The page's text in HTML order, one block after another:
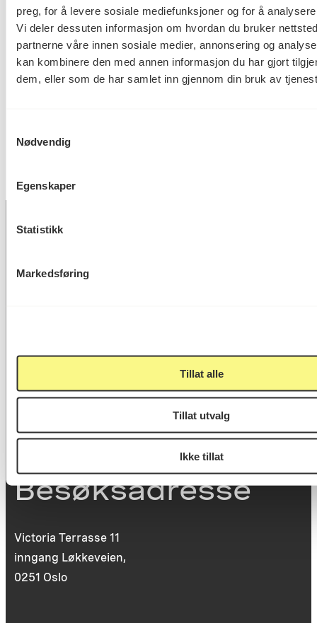
preg, for å levere sosiale mediefunksjoner og for å
Vi deler dessuten informasjon om hvordan du bruker
partnerne våre innen sosiale medier, annonsering og
kan kombinere den med annen informasjon du har gjort
dem, eller som de har samlet inn gjennom din bruk av
Nødvendig
Egenskaper
Statistikk
Markedsføring
Tillat alle
Tillat utvalg
Ikke tillat
Mål
Bredde: 118.5cm
Høyde: 80cm
Postadresse
0130 Oslo
post@koro.no
Besøksadresse
Victoria Terrasse 11
inngang Løkkeveien,
0251 Oslo